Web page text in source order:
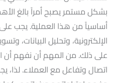
بشكل مستمر يصبح أمراً بالغ
أساسياً من هذا العملية. يجب
الإلكترونية، وتحليل البيانات،
على ذلك. من المهم أن نفهم أن
اتصال وتفاعل مع العملاء. لذا،